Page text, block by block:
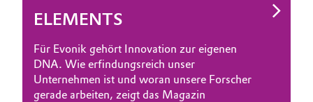
ELEMENTS
Für Evonik gehört Innovation zur eigenen
DNA. Wie erfindungsreich unser
Unternehmen ist und woran unsere Forscher
gerade arbeiten, zeigt das Magazin